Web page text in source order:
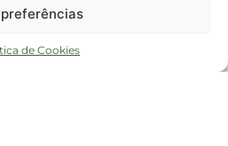
de Cookies
Fapesc / Celta, 5° andar